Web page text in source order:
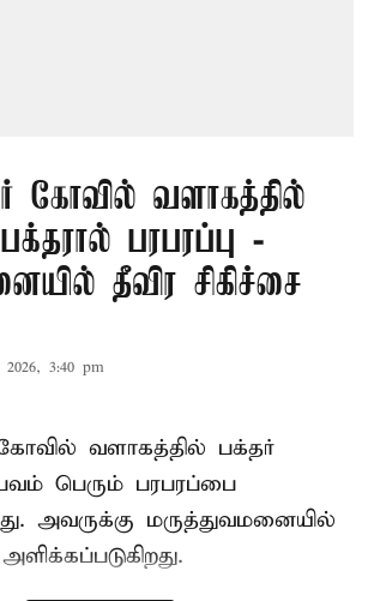
கோவில் வளாகத்தில்
பரபரப்பு -
தீவிர சிகிச்சை
3:40 pm
கோவில் வளாகத்தில் பக்தர்
பெரும் பரபரப்பை
அவருக்கு மருத்துவமனையில்